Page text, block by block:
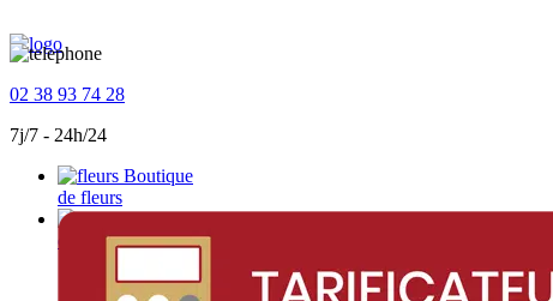
02 38 93 74 28
7j/7 - 24h/24
Boutique
de fleurs
Devis
en ligne